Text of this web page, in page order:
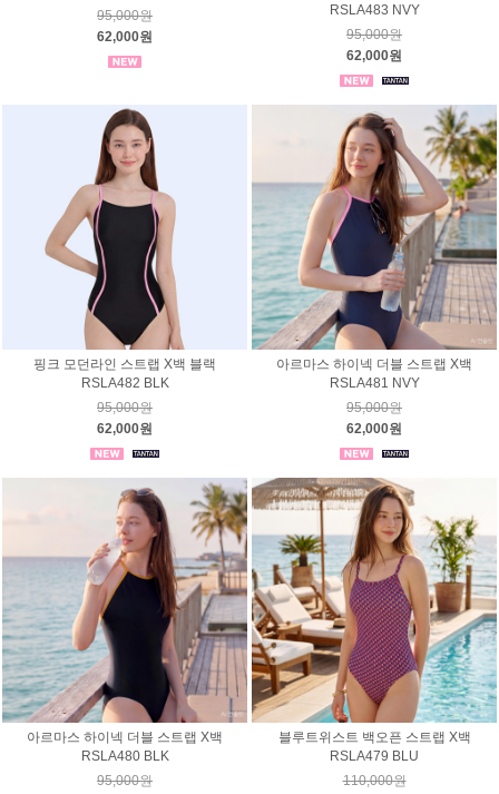
95,000원
62,000원
RSLA483 NVY
95,000원
62,000원
핑크 모던라인 스트랩 X백 블랙
RSLA482 BLK
95,000원
62,000원
아르마스 하이넥 더블 스트랩 X백
RSLA481 NVY
95,000원
62,000원
아르마스 하이넥 더블 스트랩 X백
RSLA480 BLK
95,000원
블루트위스트 백오픈 스트랩 X백
RSLA479 BLU
110,000원